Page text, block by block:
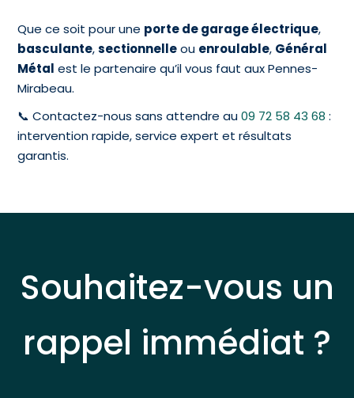
Que ce soit pour une porte de garage électrique,
basculante,sectionnelleou enroulable, Général
Métal est le partenaire qu’il vous faut aux Pennes-
Mirabeau.
📞 Contactez-nous sans attendre au09 72 58 43 68 :
intervention rapide, service expert et résultats
garantis.
Souhaitez-vous un
rappel immédiat ?